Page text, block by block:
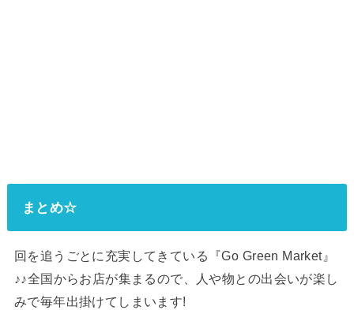
まとめ☆
回を追うごとに充実してきている『Go Green Market』
♪♪全国からお店が集まるので、人や物との出会いが楽し
みで毎年出掛けてしまいます!